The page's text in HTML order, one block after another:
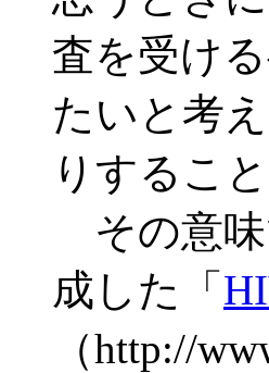
査を受け
たいと考
りするこ
その意味
成した「
（http://